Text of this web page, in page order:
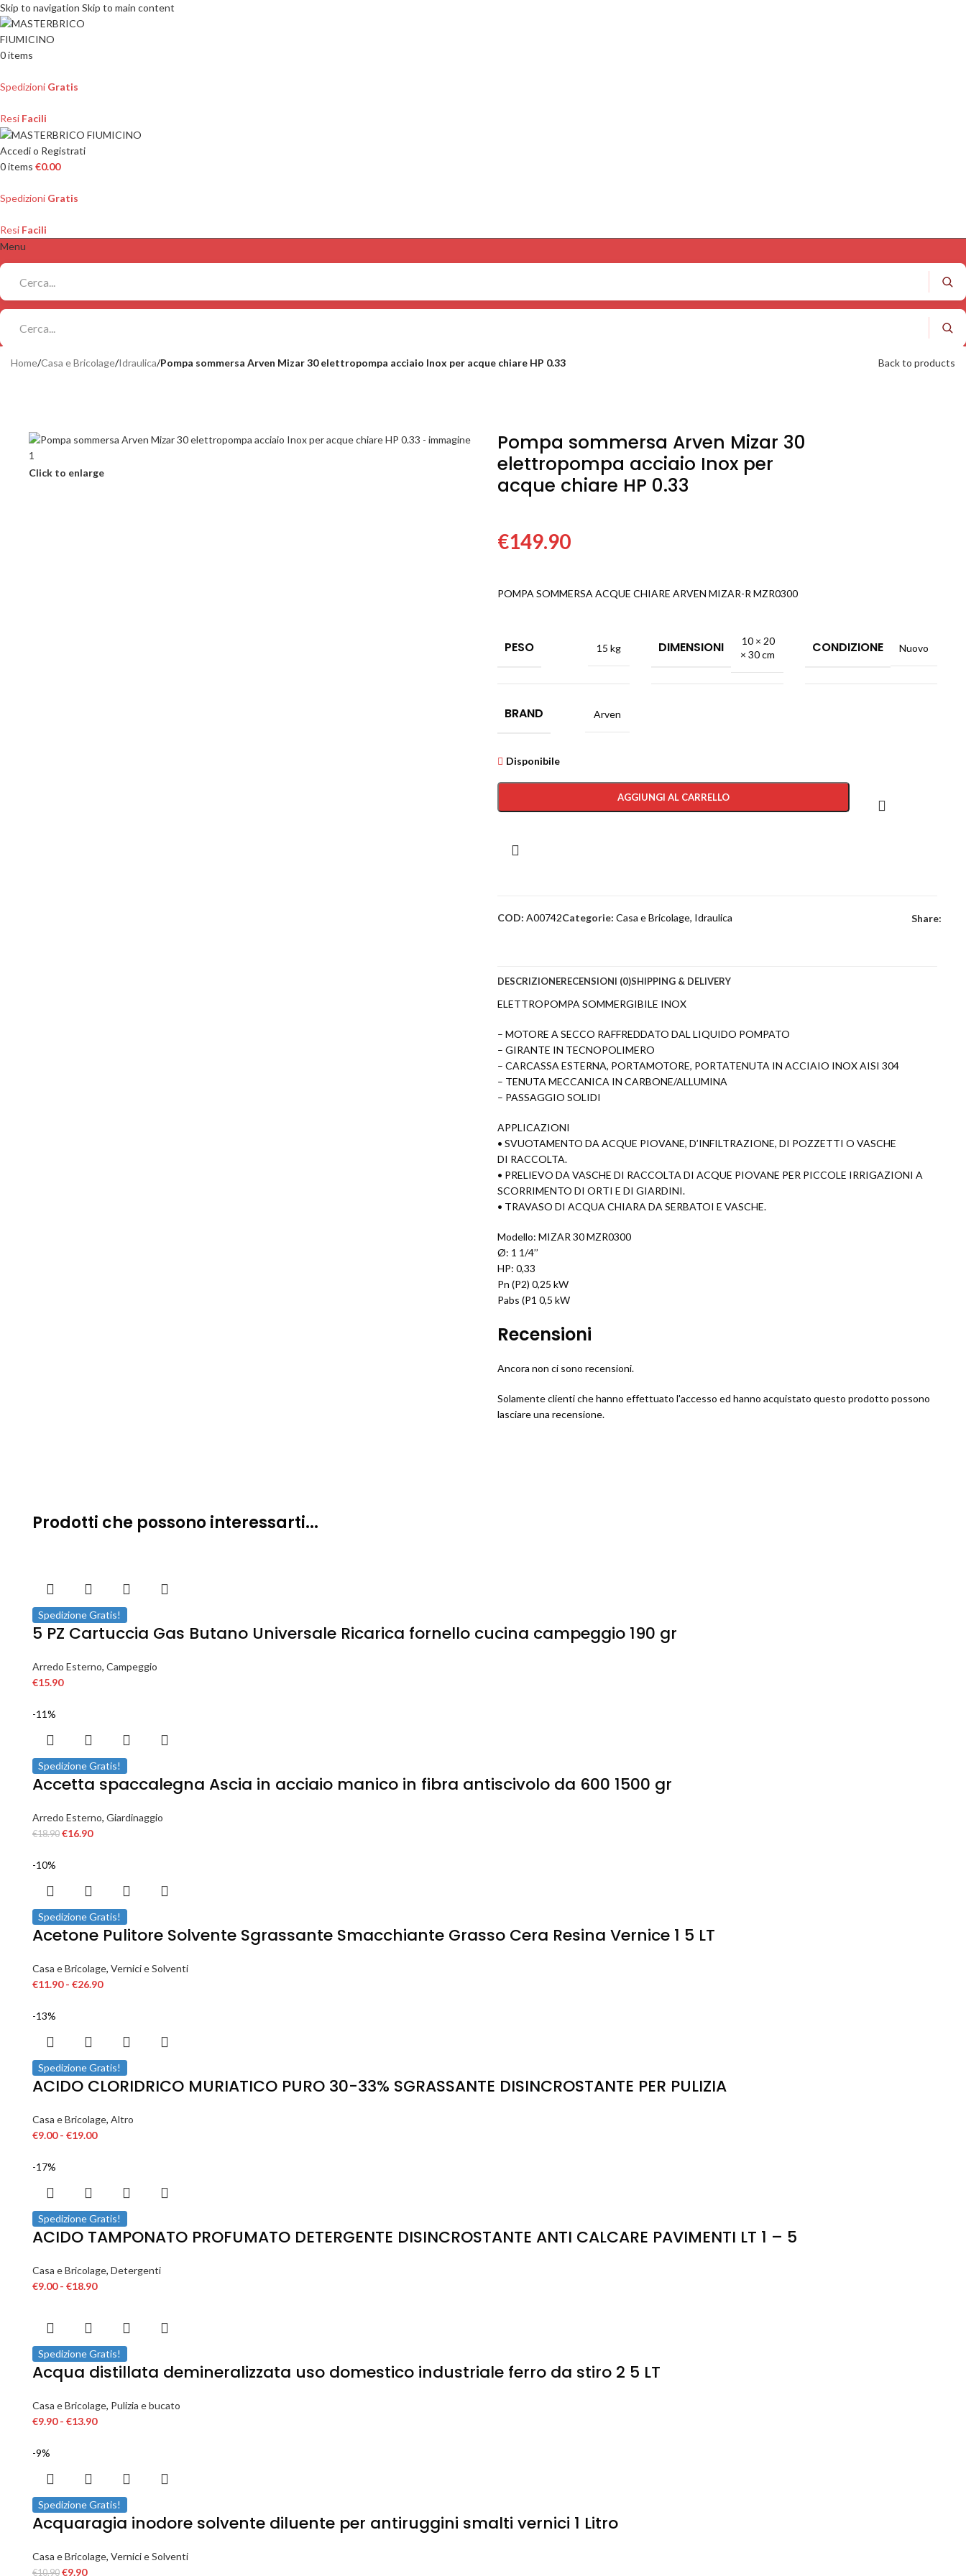
Skip to navigation Skip to main content
0items
Spedizioni Gratis
Resi Facili
Accedi o Registrati
0items €0.00
Spedizioni Gratis
Resi Facili
Menu
Home/Casa e Bricolage/Idraulica/Pompa sommersa Arven Mizar 30 elettropompa acciaio Inox per acque chiare HP 0.33 Back to products
Click to enlarge
Pompa sommersa Arven Mizar 30
elettropompa acciaio Inox per
acque chiare HP 0.33
€149.90
POMPA SOMMERSA ACQUE CHIARE ARVEN MIZAR-R MZR0300
PESO 15 kg DIMENSIONI
10 × 20
× 30 cm
CONDIZIONE Nuovo
BRAND Arven
Disponibile
AGGIUNGI AL CARRELLO
COD: A00742Categorie: Casa e Bricolage, Idraulica Share:
DESCRIZIONERECENSIONI (0)SHIPPING & DELIVERY
ELETTROPOMPA SOMMERGIBILE INOX
– MOTORE A SECCO RAFFREDDATO DAL LIQUIDO POMPATO
– GIRANTE IN TECNOPOLIMERO
– CARCASSA ESTERNA, PORTAMOTORE, PORTATENUTA IN ACCIAIO INOX AISI 304
– TENUTA MECCANICA IN CARBONE/ALLUMINA
– PASSAGGIO SOLIDI
APPLICAZIONI
• SVUOTAMENTO DA ACQUE PIOVANE, D’INFILTRAZIONE, DI POZZETTI O VASCHE
DI RACCOLTA.
• PRELIEVO DA VASCHE DI RACCOLTA DI ACQUE PIOVANE PER PICCOLE IRRIGAZIONI A
SCORRIMENTO DI ORTI E DI GIARDINI.
• TRAVASO DI ACQUA CHIARA DA SERBATOI E VASCHE.
Modello: MIZAR 30 MZR0300
Ø: 1 1/4’’
HP: 0,33
Pn (P2) 0,25 kW
Pabs (P1 0,5 kW
Recensioni
Ancora non ci sono recensioni.
Solamente clienti che hanno effettuato l'accesso ed hanno acquistato questo prodotto possono
lasciare una recensione.
Prodotti che possono interessarti...
Spedizione Gratis!
5 PZ Cartuccia Gas Butano Universale Ricarica fornello cucina campeggio 190 gr
Arredo Esterno, Campeggio
€15.90
-11%
Spedizione Gratis!
Accetta spaccalegna Ascia in acciaio manico in fibra antiscivolo da 600 1500 gr
Arredo Esterno, Giardinaggio
€18.90 €16.90
-10%
Spedizione Gratis!
Acetone Pulitore Solvente Sgrassante Smacchiante Grasso Cera Resina Vernice 1 5 LT
Casa e Bricolage, Vernici e Solventi
€11.90 - €26.90
-13%
Spedizione Gratis!
ACIDO CLORIDRICO MURIATICO PURO 30-33% SGRASSANTE DISINCROSTANTE PER PULIZIA
Casa e Bricolage, Altro
€9.00 - €19.00
-17%
Spedizione Gratis!
ACIDO TAMPONATO PROFUMATO DETERGENTE DISINCROSTANTE ANTI CALCARE PAVIMENTI LT 1 – 5
Casa e Bricolage, Detergenti
€9.00 - €18.90
Spedizione Gratis!
Acqua distillata demineralizzata uso domestico industriale ferro da stiro 2 5 LT
Casa e Bricolage, Pulizia e bucato
€9.90 - €13.90
-9%
Spedizione Gratis!
Acquaragia inodore solvente diluente per antiruggini smalti vernici 1 Litro
Casa e Bricolage, Vernici e Solventi
€10.90 €9.90